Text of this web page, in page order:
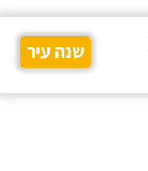
שנה עיר